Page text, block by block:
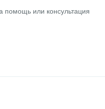
помощь или консультация